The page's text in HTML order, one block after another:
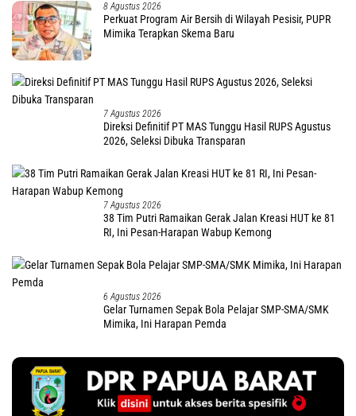
8 Agustus 2026
Perkuat Program Air Bersih di Wilayah Pesisir, PUPR
Mimika Terapkan Skema Baru
7 Agustus 2026
Direksi Definitif PT MAS Tunggu Hasil RUPS Agustus
2026, Seleksi Dibuka Transparan
7 Agustus 2026
38 Tim Putri Ramaikan Gerak Jalan Kreasi HUT ke 81
RI, Ini Pesan-Harapan Wabup Kemong
6 Agustus 2026
Gelar Turnamen Sepak Bola Pelajar SMP-SMA/SMK
Mimika, Ini Harapan Pemda